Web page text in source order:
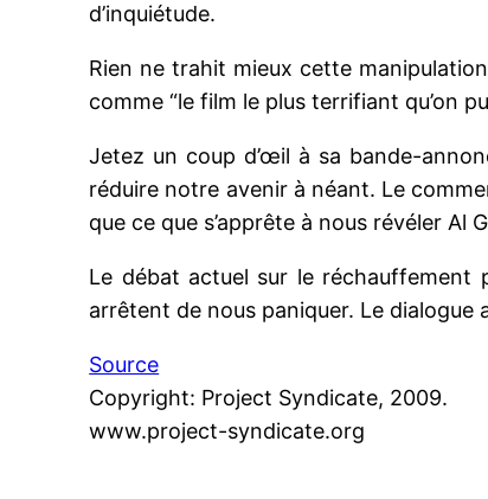
d’inquiétude.
Rien ne trahit mieux cette
comme “le film le plus terrifiant qu’on
Jetez un coup d’œil à sa bande-
réduire notre avenir à néant. Le
que ce que s’apprête à nous révéler Al
Le débat actuel sur le réchauffement
arrêtent de nous paniquer. Le
Source
Copyright: Project Syndicate, 2009.
www.project-syndicate.org